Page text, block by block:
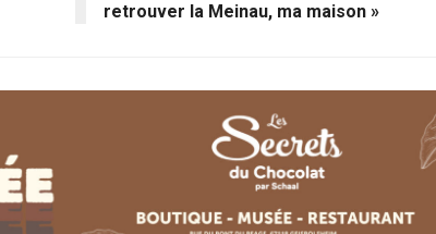
retrouver la Meinau, ma maison »